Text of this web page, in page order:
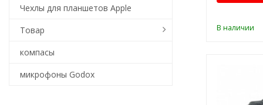
В наличии
Чехлы для планшетов Apple
Товар
компасы
микрофоны Godox